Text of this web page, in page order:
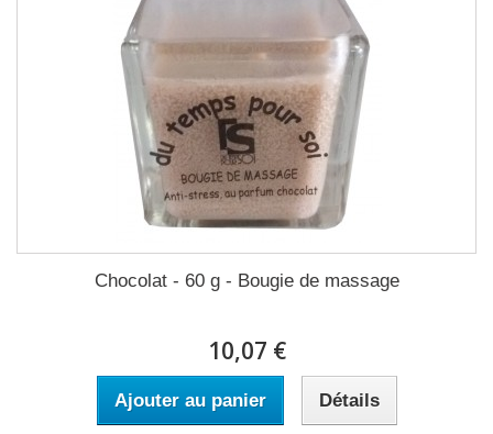
Chocolat - 60 g - Bougie de massage
10,07 €
Ajouter au panier Détails